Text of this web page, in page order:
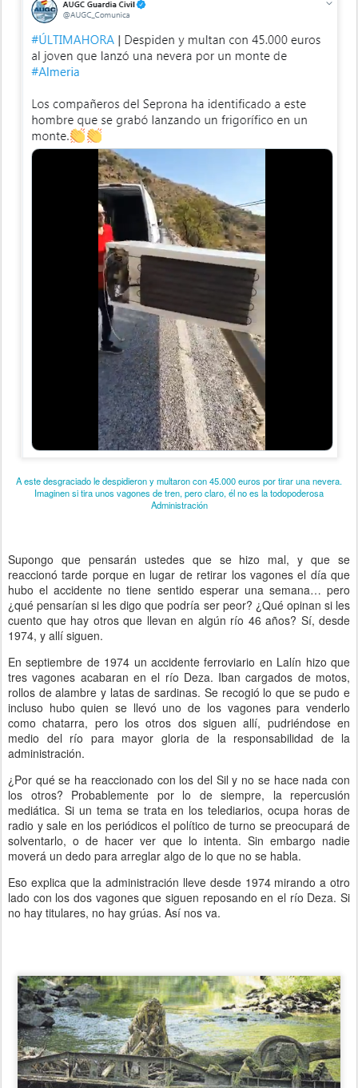
A este desgraciado le despidieron y multaron con 45.000 euros por tirar una nevera.
Imaginen si tira unos vagones de tren, pero claro, él no es la todopoderosa
Administración
Supongo que pensarán ustedes que se hizo mal, y que se
reaccionó tarde porque en lugar de retirar los vagones el día que
hubo el accidente no tiene sentido esperar una semana… pero
¿qué pensarían si les digo que podría ser peor? ¿Qué opinan si les
cuento que hay otros que llevan en algún río 46 años? Sí, desde
1974, y allí siguen.
En septiembre de 1974 un accidente ferroviario en Lalín hizo que
tres vagones acabaran en el río Deza. Iban cargados de motos,
rollos de alambre y latas de sardinas. Se recogió lo que se pudo e
incluso hubo quien se llevó uno de los vagones para venderlo
como chatarra, pero los otros dos siguen allí, pudriéndose en
medio del río para mayor gloria de la responsabilidad de la
administración.
¿Por qué se ha reaccionado con los del Sil y no se hace nada con
los otros? Probablemente por lo de siempre, la repercusión
mediática. Si un tema se trata en los telediarios, ocupa horas de
radio y sale en los periódicos el político de turno se preocupará de
solventarlo, o de hacer ver que lo intenta. Sin embargo nadie
moverá un dedo para arreglar algo de lo que no se habla.
Eso explica que la administración lleve desde 1974 mirando a otro
lado con los dos vagones que siguen reposando en el río Deza. Si
no hay titulares, no hay grúas. Así nos va.